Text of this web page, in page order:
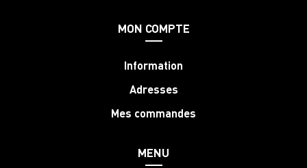
MON COMPTE
Information
Adresses
Mes commandes
MENU